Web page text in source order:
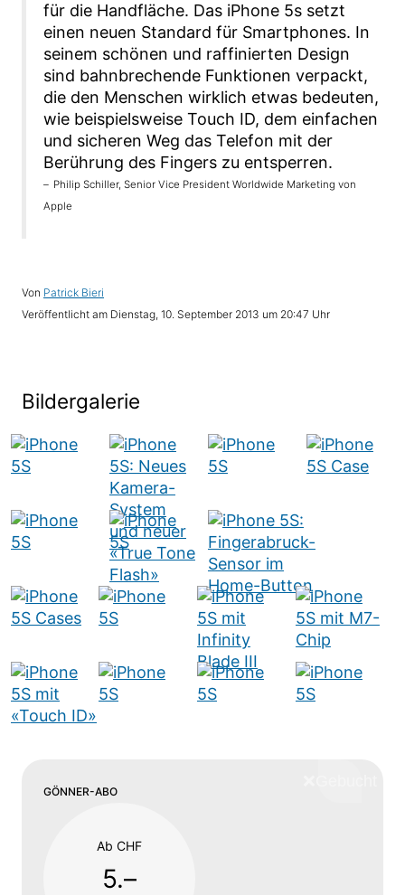
für die Handfläche. Das iPhone 5s setzt
einen neuen Standard für Smartphones. In
seinem schönen und raffinierten Design
sind bahnbrechende Funktionen verpackt,
die den Menschen wirklich etwas bedeuten,
wie beispielsweise Touch ID, dem einfachen
und sicheren Weg das Telefon mit der
Berührung des Fingers zu entsperren.
Philip Schiller, Senior Vice President Worldwide Marketing von
Apple
Von Patrick Bieri
Veröffentlicht am Dienstag, 10. September 2013 um 20:47 Uhr
Bildergalerie
GÖNNER-ABO
Ab CHF
5.–